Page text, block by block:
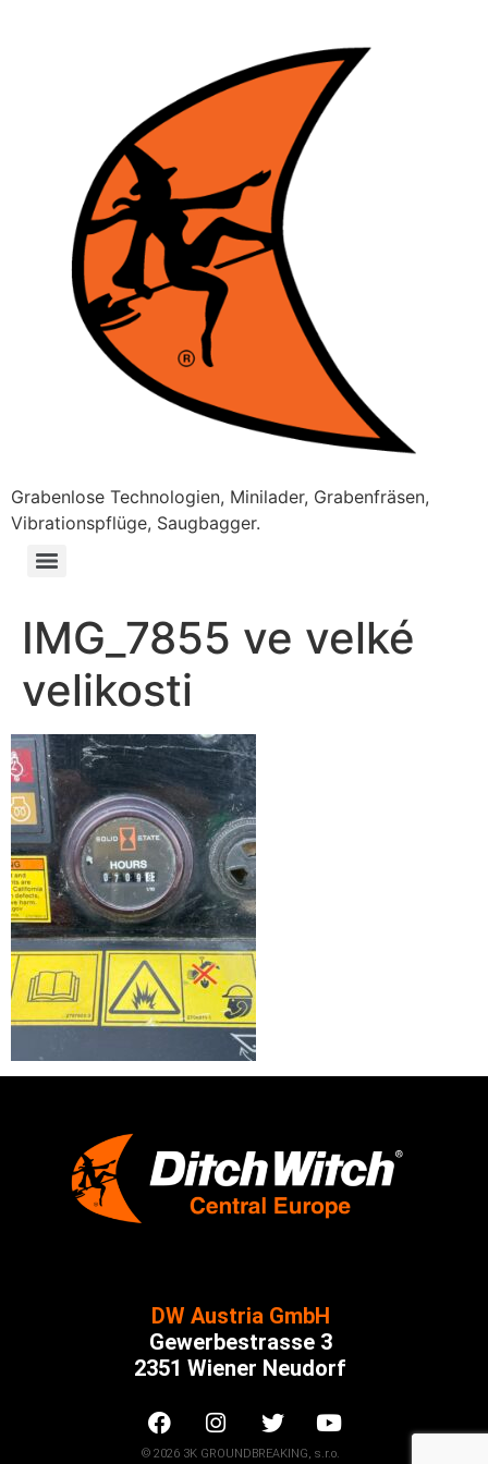
Grabenlose Technologien, Minilader, Grabenfräsen,
Vibrationspflüge, Saugbagger.
IMG_7855 ve velké
velikosti
DW Austria GmbH
Gewerbestrasse 3
2351 Wiener Neudorf
© 2026 3K GROUNDBREAKING, s.r.o.